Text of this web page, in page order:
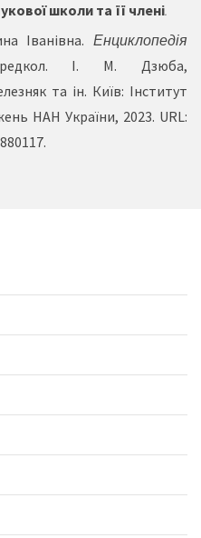
школи та її члені.
Іванівна. Енциклопедія
І. М. Дзюба,
та ін. Київ: Інститут
НАН України, 2023. URL: